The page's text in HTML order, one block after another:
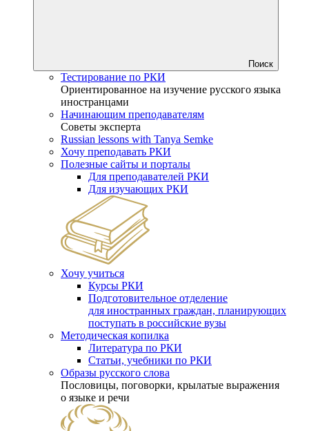
Поиск
Тестирование по РКИ
Ориентированное на изучение русского языка
иностранцами
Начинающим преподавателям
Советы эксперта
Russian lessons with Tanya Semke
Хочу преподавать РКИ
Полезные сайты и порталы
Для преподавателей РКИ
Для изучающих РКИ
Хочу учиться
Курсы РКИ
Подготовительное отделение
для иностранных граждан, планирующих
поступать в российские вузы
Методическая копилка
Литература по РКИ
Статьи, учебники по РКИ
Образы русского слова
Пословицы, поговорки, крылатые выражения
о языке и речи